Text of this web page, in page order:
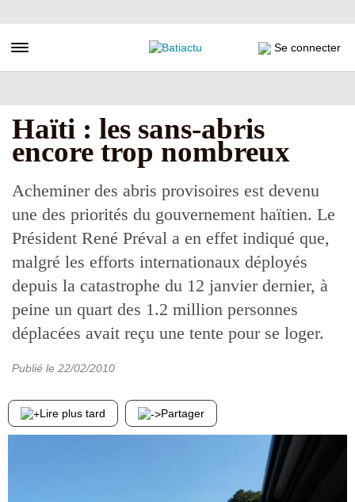
au
principal
Toggle navigation Se connecter
Haïti : les sans-abris
encore trop nombreux
Acheminer des abris provisoires est devenu
une des priorités du gouvernement haïtien. Le
Président René Préval a en effet indiqué que,
malgré les efforts internationaux déployés
depuis la catastrophe du 12 janvier dernier, à
peine un quart des 1.2 million personnes
déplacées avait reçu une tente pour se loger.
Publié le 22/02/2010
Lire plus tard Partager